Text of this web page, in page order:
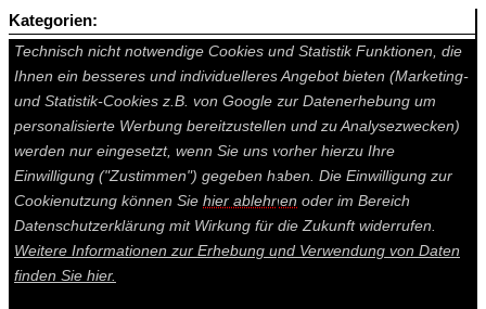
Auf dieser Seite werden technisch notwendige Cookies gesetzt.
Technisch nicht notwendige Cookies und Statistik Funktionen, die
Ihnen ein besseres und individuelleres Angebot bieten (Marketing-
und Statistik-Cookies z.B. von Google zur Datenerhebung um
personalisierte Werbung bereitzustellen und zu Analysezwecken)
werden nur eingesetzt, wenn Sie uns vorher hierzu Ihre
Einwilligung ("Zustimmen") gegeben haben. Die Einwilligung zur
Cookienutzung können Sie hier ablehnen oder im Bereich
Datenschutzerklärung mit Wirkung für die Zukunft widerrufen.
Weitere Informationen zur Erhebung und Verwendung von Daten
finden Sie hier.
Kategorien: